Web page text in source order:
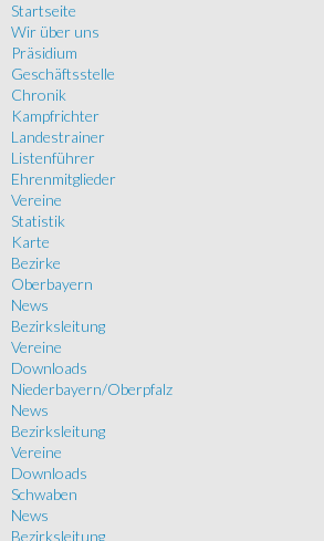
Startseite
Wir über uns
Präsidium
Geschäftsstelle
Chronik
Kampfrichter
Landestrainer
Listenführer
Ehrenmitglieder
Vereine
Statistik
Karte
Bezirke
Oberbayern
News
Bezirksleitung
Vereine
Downloads
Niederbayern/Oberpfalz
News
Bezirksleitung
Vereine
Downloads
Schwaben
News
Bezirksleitung